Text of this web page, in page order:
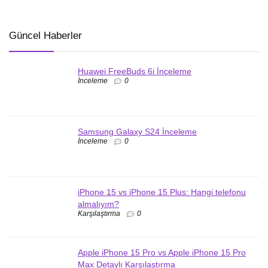
Güncel Haberler
Huawei FreeBuds 6i İnceleme
İnceleme 0
Samsung Galaxy S24 İnceleme
İnceleme 0
iPhone 15 vs iPhone 15 Plus: Hangi telefonu
almalıyım?
Karşılaştırma 0
Apple iPhone 15 Pro vs Apple iPhone 15 Pro
Max Detaylı Karşılaştırma